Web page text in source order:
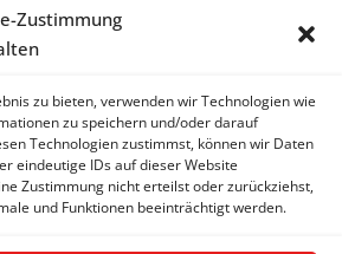
Zustimmung
zu bieten, verwenden wir Technologien wie
zu speichern und/oder darauf
Technologien zustimmst, können wir Daten
eindeutige IDs auf dieser Website
Zustimmung nicht erteilst oder zurückziehst,
und Funktionen beeinträchtigt werden.
Kissingen
„Zwingerhusten“ (Infektiöse
des Hundes ist
das akute Auftreten eines
krampfartigen Hustens.